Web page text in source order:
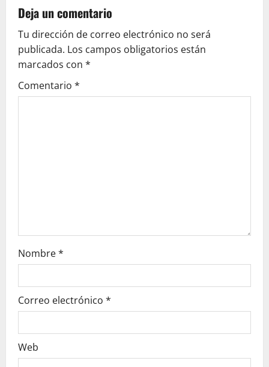
v
i
g
a
Deja un comentario
Tu dirección de correo electrónico no será
publicada. Los campos obligatorios están
marcados con *
Comentario *
Nombre*
Correo electrónico *
Web